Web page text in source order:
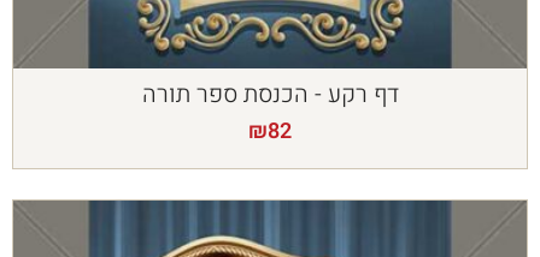
דף רקע - הכנסת ספר תורה
₪82